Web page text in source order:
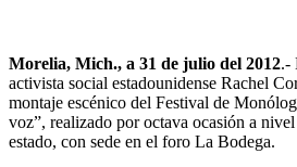
Morelia, Mich., a 31 de julio del 2012.-
activista social estadounidense Rachel
montaje escénico del Festival de
voz”, realizado por octava ocasión a
estado, con sede en el foro La Bodega.